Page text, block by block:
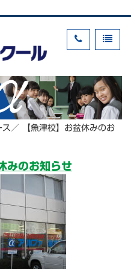
／
【魚津校】お盆休みのお
みのお知らせ